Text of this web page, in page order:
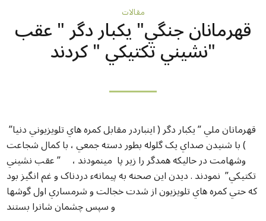
مقالات
قهرمانان جنگي" يکبار دگر " عقب
نشيني تکتيکي " کردند"
”قهرمانان ملي ” يکبار دگر ( اينباردر مقابل کمره هاي تلويزيوني دنيا
) با شنيدن صداي يک گلوله بطور دسته جمعي ، با کمال شجاعت
وشهامت در حاليکه همدگر را زير پا مينمودند ، ” عقب نشيني
تکتيکي” نمودند . ديدن اين صحنه به پيمانهء دردناک و غم انگيز بود
که حتي کمره هاي تلويزيون از شدت خجالت و شرمساري اول گوشها
و سپس چشمان شانرا بستند